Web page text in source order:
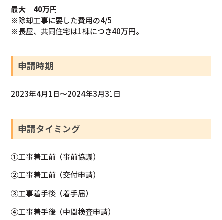
最大 40万円
※除却工事に要した費用の4/5
※長屋、共同住宅は1棟につき40万円。
申請時期
2023年4月1日～2024年3月31日
申請タイミング
①工事着工前（事前協議）
②工事着工前（交付申請）
③工事着手後（着手届）
④工事着手後（中間検査申請）